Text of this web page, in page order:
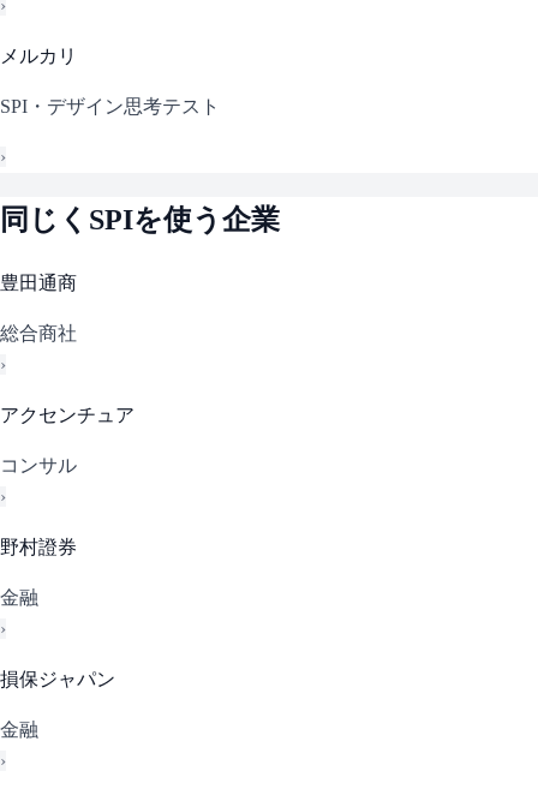
›
メルカリ
SPI・デザイン思考テスト
›
同じく SPIを使う企業
豊田通商
総合商社
›
アクセンチュア
コンサル
›
野村證券
金融
›
損保ジャパン
金融
›